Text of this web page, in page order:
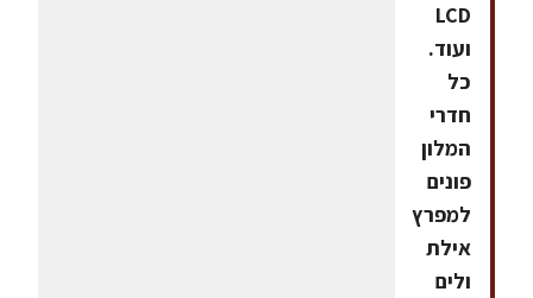
LCD
ועוד.
כל
חדרי
המלון
פונים
למפרץ
אילת
ולים